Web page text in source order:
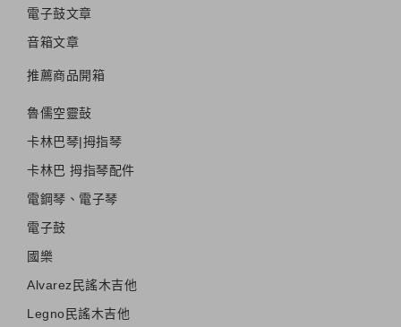
電子鼓文章
音箱文章
推薦商品開箱
魯儒空靈鼔
卡林巴琴|拇指琴
卡林巴 拇指琴配件
電鋼琴、電子琴
電子鼓
國樂
Alvarez民謠木吉他
Legno民謠木吉他